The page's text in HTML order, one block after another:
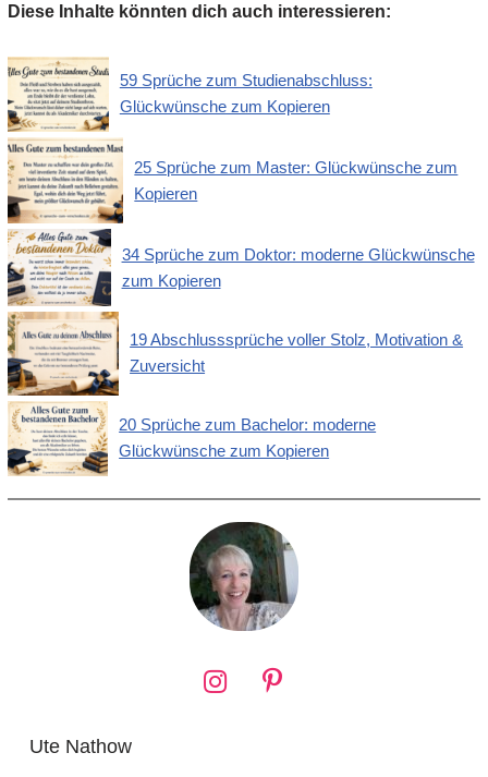
Diese Inhalte könnten dich auch interessieren:
59 Sprüche zum Studienabschluss:
Glückwünsche zum Kopieren
25 Sprüche zum Master: Glückwünsche zum
Kopieren
34 Sprüche zum Doktor: moderne Glückwünsche
zum Kopieren
19 Abschlusssprüche voller Stolz, Motivation &
Zuversicht
20 Sprüche zum Bachelor: moderne
Glückwünsche zum Kopieren
Ute Nathow